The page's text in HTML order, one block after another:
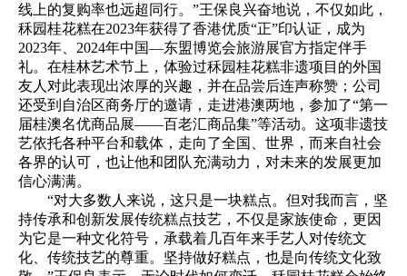
线上的复购率也远超同行。”王保良兴奋地说，不仅如此，
秝园桂花糕在2023年获得了香港优质“正”印认证，成为
2023年、2024年中国—东盟博览会旅游展官方指定伴手
礼。在桂林艺术节上，体验过秝园桂花糕非遗项目的外国
友人对此表现出浓厚的兴趣，并在品尝后连声称赞；公司
还受到自治区商务厅的邀请，走进港澳两地，参加了“第一
届桂澳名优商品展——百老汇商品集”等活动。这项非遗技
艺依托各种平台和载体，走向了全国、世界，而来自社会
各界的认可，也让他和团队充满动力，对未来的发展更加
信心满满。
“对大多数人来说，这只是一块糕点。但对我而言，坚
持传承和创新发展传统糕点技艺，不仅是家族使命，更因
为它是一种文化符号，承载着几百年来手艺人对传统文
化、传统技艺的尊重。坚持做好糕点，也是向传统文化致